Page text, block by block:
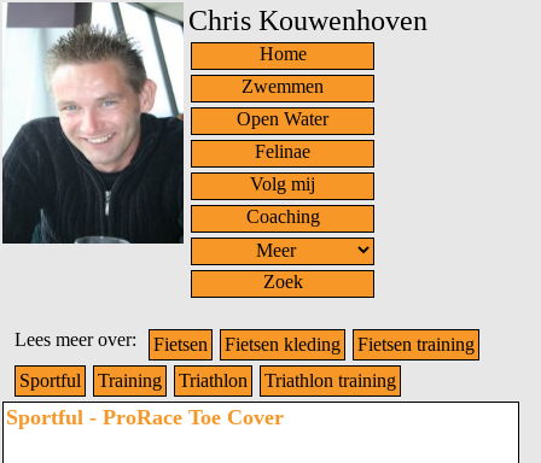
Chris Kouwenhoven
Home
Zwemmen
Open Water
Felinae
Volg mij
Coaching
Zoek
Lees meer over: Fietsen Fietsen kleding
Fietsen training
Sportful
Training Triathlon Triathlon training
Sportful - ProRace Toe Cover